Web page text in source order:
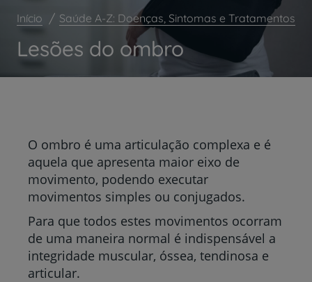
Clientes e acompanhantes
CUF Academic Center
Início Saúde A-Z: Doenças, Sintomas e Tratamentos
Lesões do ombro
O ombro é uma articulação complexa e é
aquela que apresenta maior eixo de
movimento, podendo executar
movimentos simples ou conjugados.
Para que todos estes movimentos ocorram
de uma maneira normal é indispensável a
integridade muscular, óssea, tendinosa e
articular.